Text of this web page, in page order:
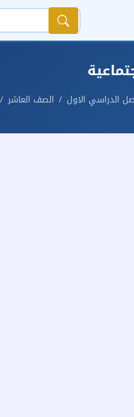
الدراسي الاول الصف العاشر